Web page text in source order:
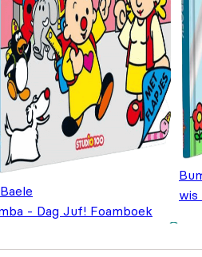
- Dag Juf! Foamboek
wis